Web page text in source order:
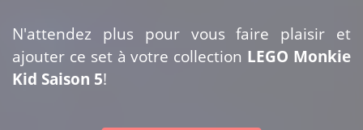
N'attendez plus pour vous faire plaisir et
ajouter ce set à votre collection LEGO Monkie
Kid Saison 5!